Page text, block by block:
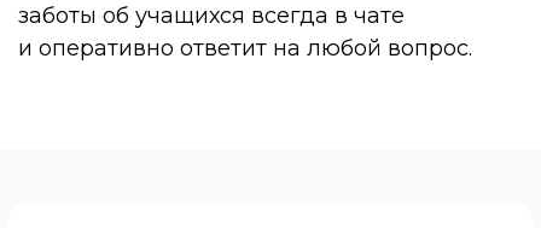
заботы об учащихся всегда в чате
и оперативно ответит на любой вопрос.